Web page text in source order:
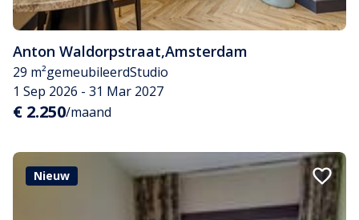
Anton Waldorpstraat,Amsterdam
29 m²gemeubileerdStudio
1 Sep 2026 - 31 Mar 2027
€ 2.250/maand
Nieuw